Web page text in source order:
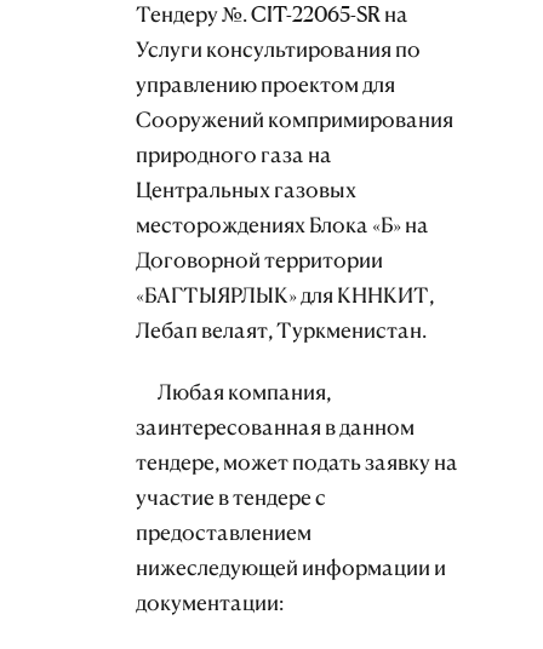
Тендеру №. CIT-22065-SR на
Услуги консультирования по
управлению проектом для
Сооружений компримирования
природного газа на
Центральных газовых
месторождениях Блока «Б» на
Договорной территории
«БАГТЫЯРЛЫК» для КННКИТ,
Лебап велаят, Туркменистан.
Любая компания,
заинтересованная в данном
тендере, может подать заявку на
участие в тендере с
предоставлением
нижеследующей информации и
документации: